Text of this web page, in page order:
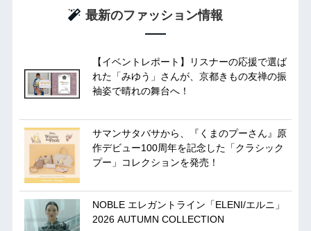
最新のファッション情報
【イベントレポート】リスナーの応援で選ば
れた「みゆう」さんが、京都きもの友禅の振
袖姿で晴れの舞台へ！
サマンサタバサから、『くまのプーさん』原
作デビュー100周年を記念した「クラシック
プー」コレクションを発売！
NOBLE エレガントライン「ELENI/エルニ」
2026 AUTUMN COLLECTION